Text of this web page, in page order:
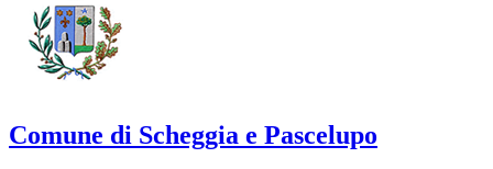
Comune di Scheggia e Pascelupo